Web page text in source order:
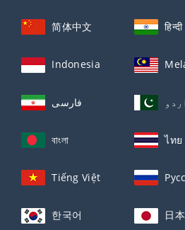
简体中文 हिन्दी
Indonesia
فارسی اردو
বাংলা ไทย
Tiếng Việt
한국어 日